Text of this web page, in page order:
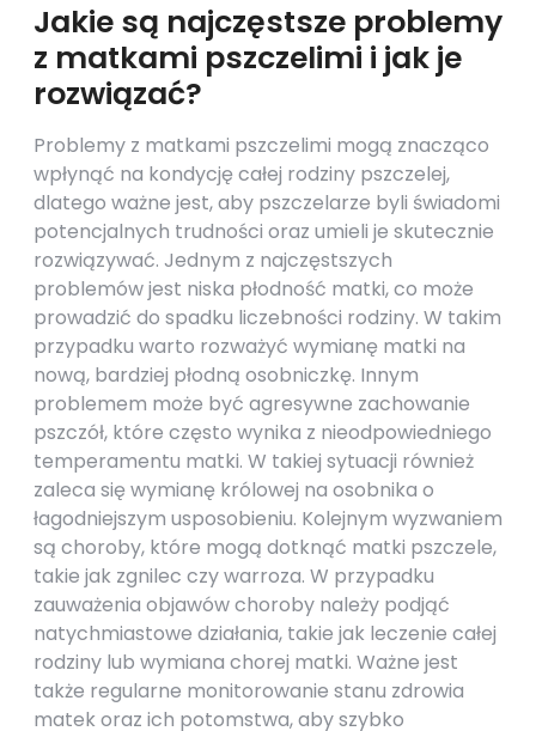
Jakie są najczęstsze problemy
z matkami pszczelimi i jak je
rozwiązać?
Problemy z matkami pszczelimi mogą znacząco
wpłynąć na kondycję całej rodziny pszczelej,
dlatego ważne jest, aby pszczelarze byli świadomi
potencjalnych trudności oraz umieli je skutecznie
rozwiązywać. Jednym z najczęstszych
problemów jest niska płodność matki, co może
prowadzić do spadku liczebności rodziny. W takim
przypadku warto rozważyć wymianę matki na
nową, bardziej płodną osobniczkę. Innym
problemem może być agresywne zachowanie
pszczół, które często wynika z nieodpowiedniego
temperamentu matki. W takiej sytuacji również
zaleca się wymianę królowej na osobnika o
łagodniejszym usposobieniu. Kolejnym wyzwaniem
są choroby, które mogą dotknąć matki pszczele,
takie jak zgnilec czy warroza. W przypadku
zauważenia objawów choroby należy podjąć
natychmiastowe działania, takie jak leczenie całej
rodziny lub wymiana chorej matki. Ważne jest
także regularne monitorowanie stanu zdrowia
matek oraz ich potomstwa, aby szybko